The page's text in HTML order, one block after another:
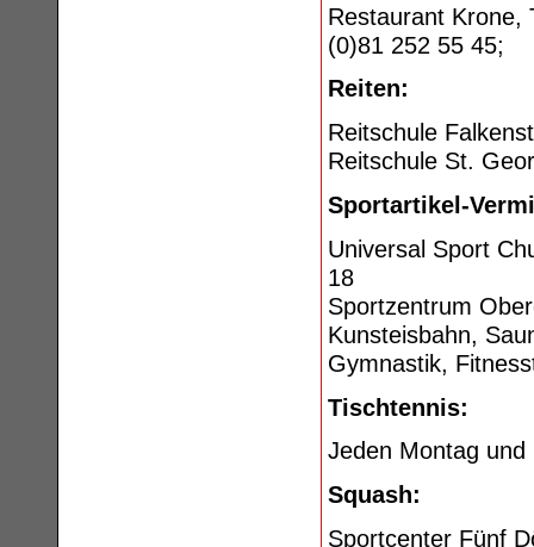
Restaurant Krone,
(0)81 252 55 45;
Reiten:
Reitschule
Reitschule St.
Sportartikel-
Universal Sport
18
Sportzentrum
Kunsteisbahn,
Gymnastik,
Tischtennis:
Jeden Montag
Squash:
Sportcenter Fünf